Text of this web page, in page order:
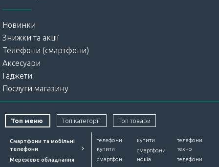
Новинки
Знижки та акції
Телефони (смартфони)
Аксесуари
Гаджети
Послуги магазину
Топ меню Топ категорії Топ товари
Смартфони та мобільні
телефони
Мережеве обладнання
телефони
купити
смартфон
купити
смартфони
нокіа
телефони
техно
телефони